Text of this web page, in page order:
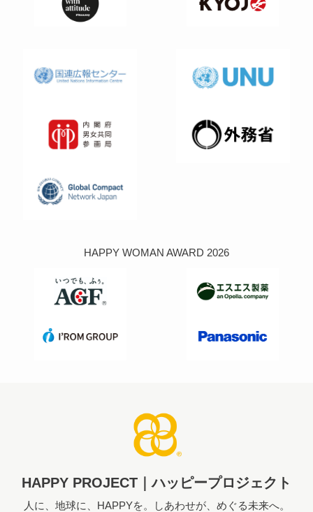
HAPPY WOMAN AWARD 2026
HAPPY PROJECT｜ハッピープロジェクト
人に、地球に、HAPPYを。しあわせが、めぐる未来へ。